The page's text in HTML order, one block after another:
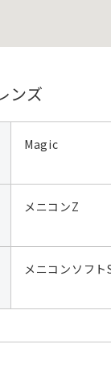
ンズ
Magic
メニコンZ
メニコンソフト